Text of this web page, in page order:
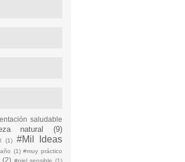
saludable
natural (9)
(1)
#Mil Ideas
(1) #muy práctico
(2) #piel sensible (1)